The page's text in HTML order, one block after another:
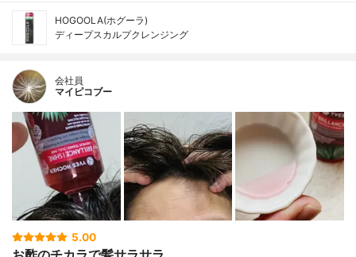
HOGOOLA(ホグーラ)
ディープスカルプクレンジング
会社員
マイピコブー
5.00